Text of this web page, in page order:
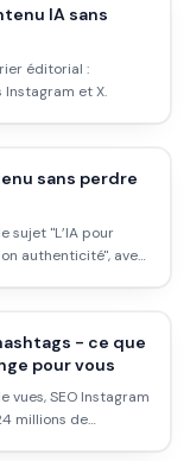
IA sans
éditorial :
et X.
sans perdre
sujet "L’IA pour
authenticité", avec
- ce que
pour vous
vues, SEO Instagram
millions de